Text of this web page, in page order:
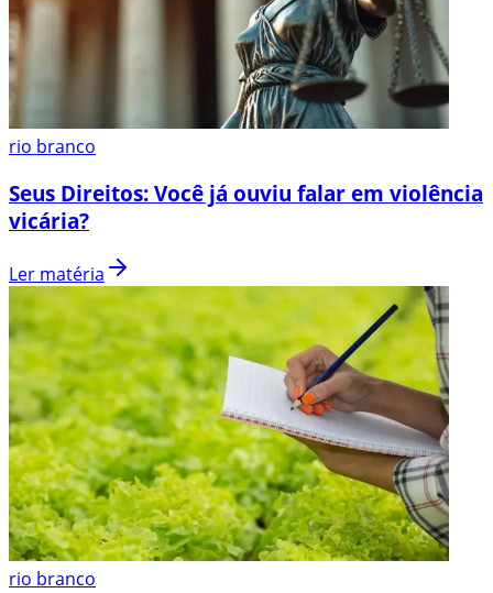
rio branco
Seus Direitos: Você já ouviu falar em violência
vicária?
Ler matéria
rio branco